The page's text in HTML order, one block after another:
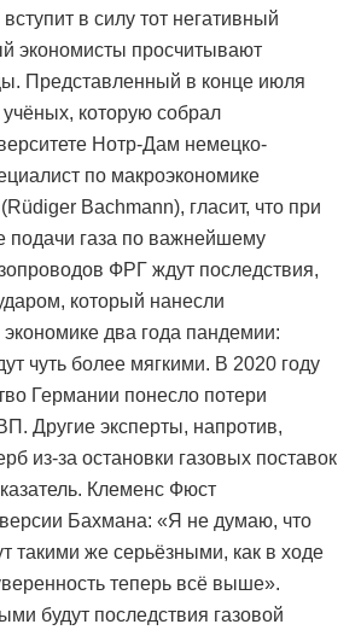
в силу тот негативный
экономисты просчитывают
Представленный в конце июля
которую собрал
Нотр-Дам немецко-
по макроэкономике
Bachmann), гласит, что при
подачи газа по важнейшему
ФРГ ждут последствия,
который нанесли
два года пандемии:
чуть более мягкими. В 2020 году
Германии понесло потери
Другие эксперты, напротив,
из-за остановки газовых поставок
Клеменс Фюст
Бахмана: «Я не думаю, что
такими же серьёзными, как в ходе
теперь всё выше».
будут последствия газовой